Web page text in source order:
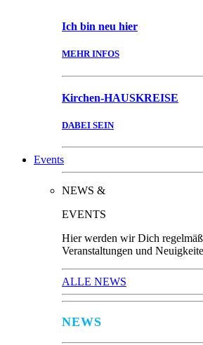
Ich bin neu hier
MEHR INFOS
Kirchen-HAUSKREISE
DABEI SEIN
Events
NEWS &
EVENTS
Hier werden wir Dich
Veranstaltungen und
ALLE NEWS
NEWS